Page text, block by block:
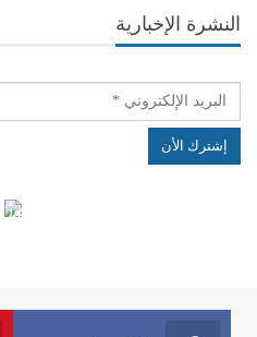
النشرة الإخبارية
الهياكل الخاضعة